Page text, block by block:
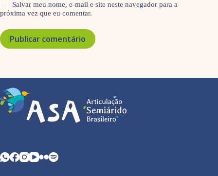
Salvar meu nome, e-mail e site neste navegador para a
próxima vez que eu comentar.
Publicar comentário